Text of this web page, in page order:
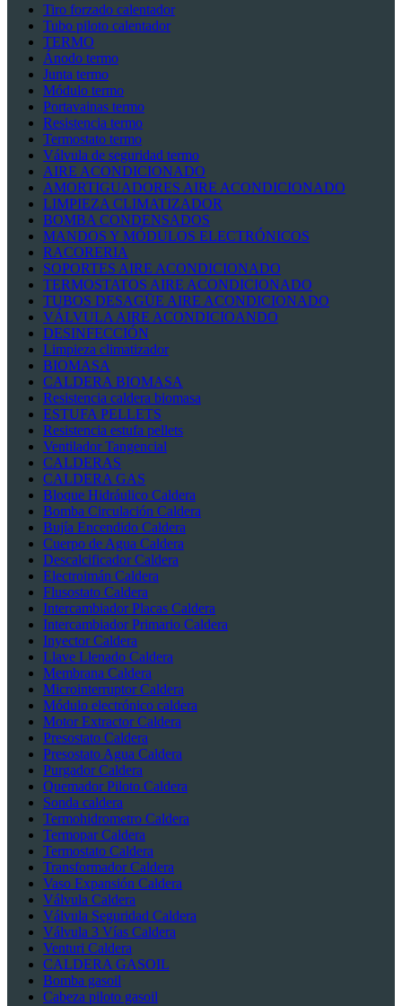
Tiro forzado calentador
Tubo piloto calentador
TERMO
Ánodo termo
Junta termo
Módulo termo
Portavainas termo
Resistencia termo
Termostato termo
Válvula de seguridad termo
AIRE ACONDICIONADO
AMORTIGUADORES AIRE ACONDICIONADO
LIMPIEZA CLIMATIZADOR
BOMBA CONDENSADOS
MANDOS Y MÓDULOS ELECTRÓNICOS
RACORERIA
SOPORTES AIRE ACONDICIONADO
TERMOSTATOS AIRE ACONDICIONADO
TUBOS DESAGÜE AIRE ACONDICIONADO
VÁLVULA AIRE ACONDICIOANDO
DESINFECCIÓN
Limpieza climatizador
BIOMASA
CALDERA BIOMASA
Resistencia caldera biomasa
ESTUFA PELLETS
Resistencia estufa pellets
Ventilador Tangencial
CALDERAS
CALDERA GAS
Bloque Hidráulico Caldera
Bomba Circulación Caldera
Bujía Encendido Caldera
Cuerpo de Agua Caldera
Descalcificador Caldera
Electroimán Caldera
Flusostato Caldera
Intercambiador Placas Caldera
Intercambiador Primario Caldera
Inyector Caldera
Llave Llenado Caldera
Membrana Caldera
Microinterruptor Caldera
Módulo electrónico caldera
Motor Extractor Caldera
Presostato Caldera
Presostato Agua Caldera
Purgador Caldera
Quemador Piloto Caldera
Sonda caldera
Termohidrometro Caldera
Termopar Caldera
Termostato Caldera
Transformador Caldera
Vaso Expansión Caldera
Válvula Caldera
Válvula Seguridad Caldera
Válvula 3 Vías Caldera
Venturi Caldera
CALDERA GASOIL
Bomba gasoil
Cabeza piloto gasoil